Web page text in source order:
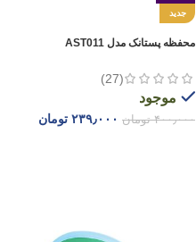
جدید
محفظه پستانک مدل AST011
(27)
موجود
۴۰۰٫۰۰۰ تومان ۲۳۹٫۰۰۰ تومان